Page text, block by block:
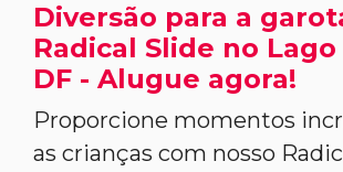
Diversão para a
Radical Slide no
DF - Alugue agora!
Proporcione momentos
as crianças com nosso